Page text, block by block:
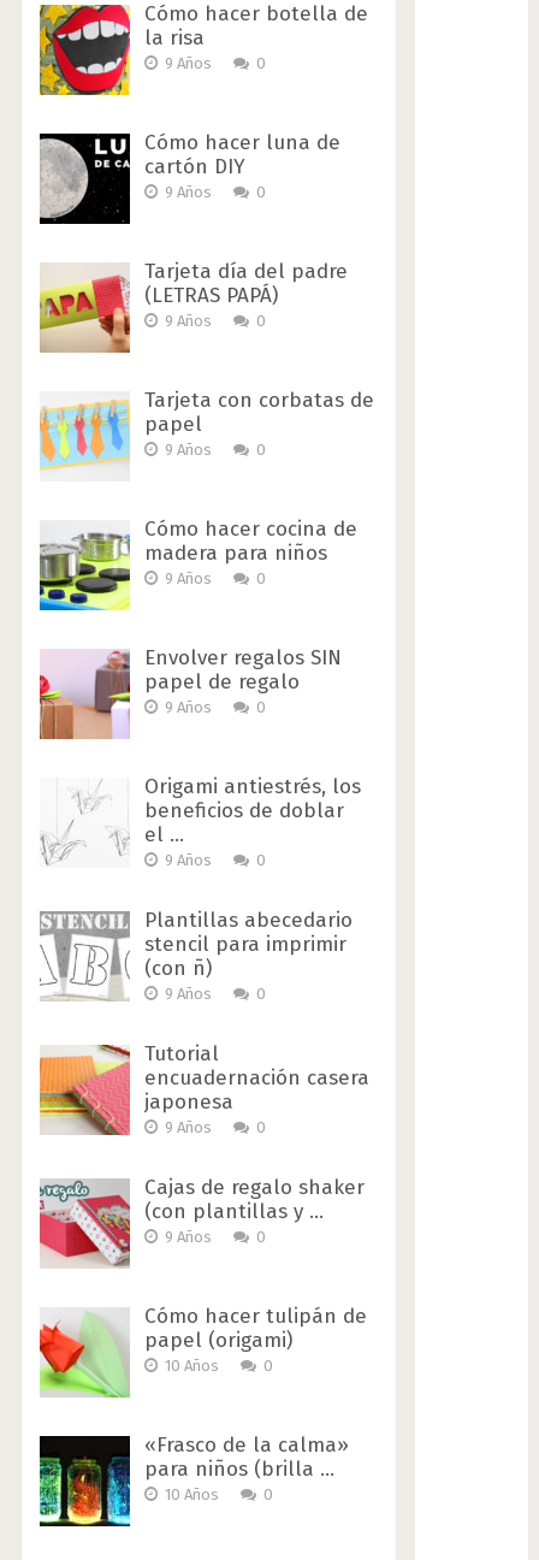
Cómo hacer botella de
la risa
9 Años 0
Cómo hacer luna de
cartón DIY
9 Años 0
Tarjeta día del padre
(LETRAS PAPÁ)
9 Años 0
Tarjeta con corbatas de
papel
9 Años 0
Cómo hacer cocina de
madera para niños
9 Años 0
Envolver regalos SIN
papel de regalo
9 Años 0
Origami antiestrés, los
beneficios de doblar
el …
9 Años 0
Plantillas abecedario
stencil para imprimir
(con ñ)
9 Años 0
Tutorial
encuadernación casera
japonesa
9 Años 0
Cajas de regalo shaker
(con plantillas y …
9 Años 0
Cómo hacer tulipán de
papel (origami)
10 Años 0
«Frasco de la calma»
para niños (brilla …
10 Años 0